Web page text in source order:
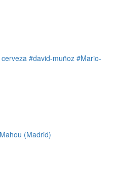
#david-muñoz #Mario-
(Madrid)